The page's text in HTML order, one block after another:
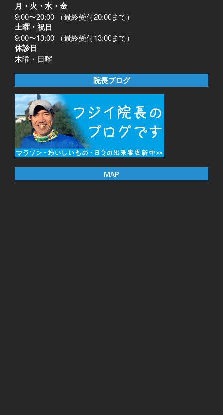
月・火・水・金
9:00〜20:00 （最終受付20:00まで）
土曜・祝日
9:00〜13:00 （最終受付13:00まで）
休診日
木曜・日曜
院長ブログ
MAP